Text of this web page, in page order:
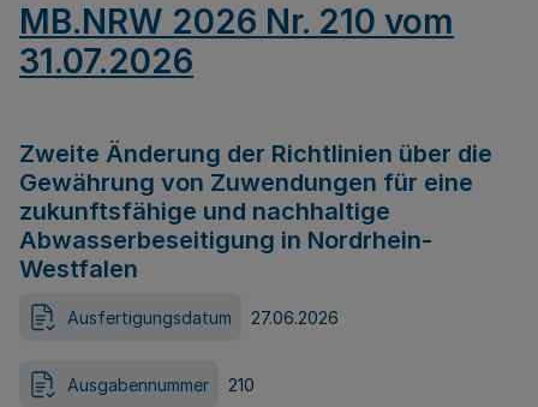
MB.NRW 2026 Nr. 210 vom
31.07.2026
Zweite Änderung der Richtlinien über die
Gewährung von Zuwendungen für eine
zukunftsfähige und nachhaltige
Abwasserbeseitigung in Nordrhein-
Westfalen
Ausfertigungsdatum 27.06.2026
Ausgabennummer 210